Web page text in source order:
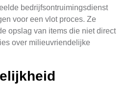
bedrijfsontruimingsdienst
voor een vlot proces. Ze
opslag van items die niet direct
over milieuvriendelijke